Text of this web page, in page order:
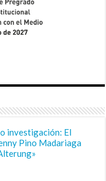
investigación: El
Pino Madariaga